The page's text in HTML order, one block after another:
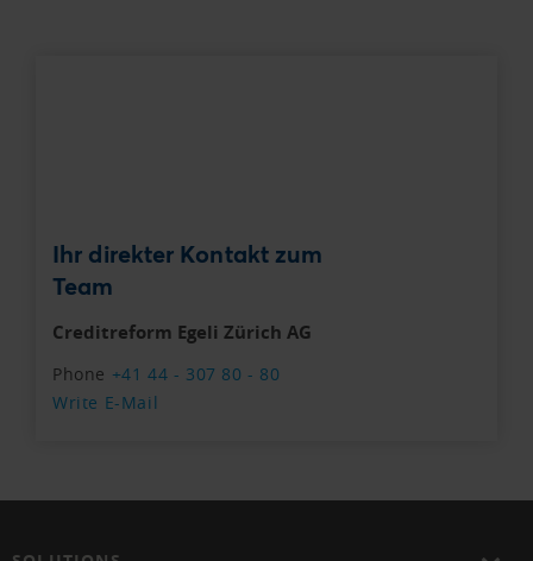
Ihr direkter Kontakt zum
Team
Creditreform Egeli Zürich AG
Phone +41 44 - 307 80 - 80
Write E-Mail